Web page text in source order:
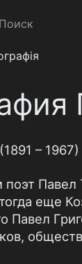
Поиск
– 1967)
Павел
еще
Павел